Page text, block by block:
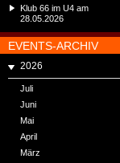
Klub 66 im U4 am
28.05.2026
EVENTS-ARCHIV
2026
Juli
Juni
Mai
April
März